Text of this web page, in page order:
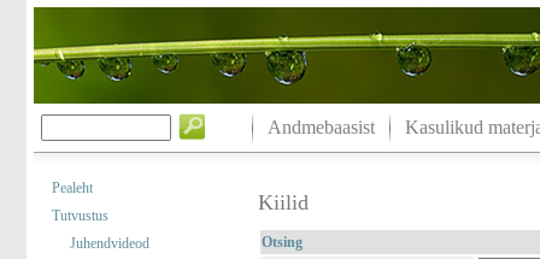
Andmebaasist Kasulikud
Pealeht
Tutvustus
Juhendvideod
Kiilid
Otsing